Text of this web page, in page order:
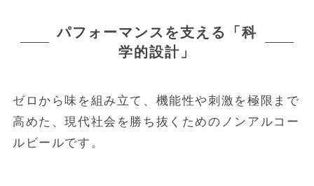
パフォーマンスを支える「科
学的設計」
ゼロから味を組み立て、機能性や刺激を極限まで
高めた、現代社会を勝ち抜くためのノンアルコー
ルビールです。